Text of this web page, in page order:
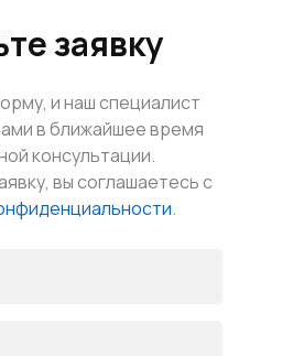
заявку
и наш специалист
в ближайшее время
консультации.
вы соглашаетесь с
.